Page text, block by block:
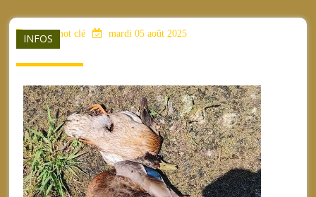
INFOS
aucun mot clé mardi 05 août 2025